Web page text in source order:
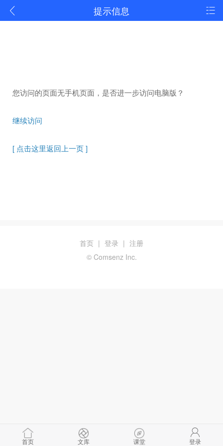
提示信息
您访问的页面无手机页面，是否进一步访问电脑版？
继续访问
[ 点击这里返回上一页 ]
首页 文库 课堂 登录
首页 | 登录 | 注册
© Comsenz Inc.